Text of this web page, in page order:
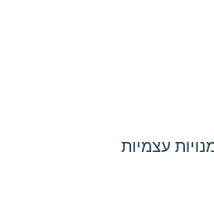
עצמיות